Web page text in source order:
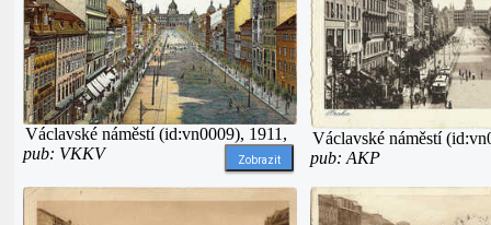
Václavské náměstí (id:vn0009), 1911,
pub: VKKV
Zobrazit
Václavské náměstí
pub: AKP